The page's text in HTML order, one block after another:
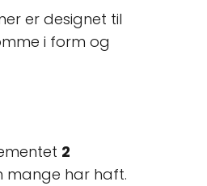
er designet til
i form og
2
mange har haft.